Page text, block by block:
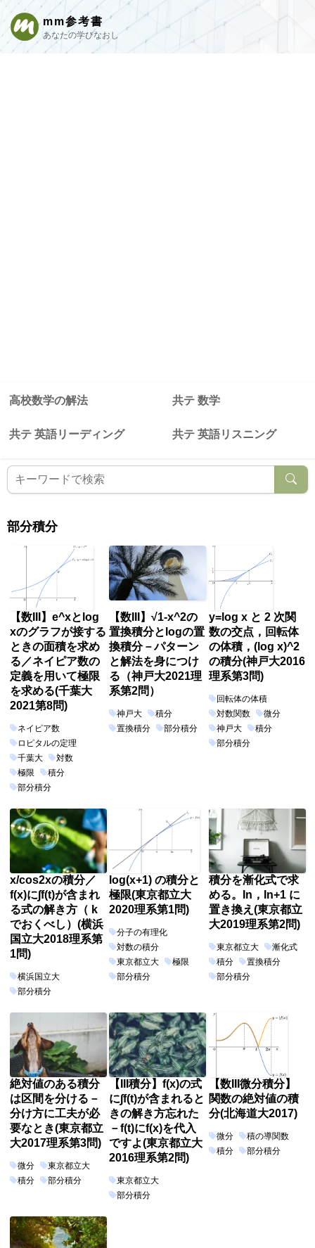
mm参考書
あなたの学びなおし
高校数学の解法 共テ 数学
共テ 英語リーディング 共テ 英語リスニング
部分積分
【数III】e^xとlog
xのグラフが接する
ときの面積を求め
る／ネイピア数の
定義を用いて極限
を求める(千葉大
2021第8問)
ネイピア数
ロピタルの定理
千葉大
対数
極限
積分
部分積分
【数III】√1-x^2の
置換積分とlogの置
換積分－パターン
と解法を身につけ
る（神戸大2021理
系第2問）
神戸大
積分
置換積分
部分積分
y=log x と 2 次関
数の交点，回転体
の体積，(log x)^2
の積分(神戸大2016
理系第3問)
回転体の体積
対数関数
微分
神戸大
積分
部分積分
x/cos2xの積分／
f(x)に∫f(t)が含まれ
る式の解き方（ k
でおくべし）(横浜
国立大2018理系第
1問)
横浜国立大
部分積分
log(x+1) の積分と
極限(東京都立大
2020理系第1問)
分子の有理化
対数の積分
東京都立大
極限
部分積分
積分を漸化式で求
める。In，In+1 に
置き換え(東京都立
大2019理系第2問)
東京都立大
漸化式
積分
置換積分
部分積分
絶対値のある積分
は区間を分ける－
分け方に工夫が必
要なとき(東京都立
大2017理系第3問)
微分
東京都立大
積分
部分積分
【III積分】f(x)の式
に∫f(t)が含まれると
きの解き方忘れた
－f(t)にf(x)を代入
ですよ(東京都立大
2016理系第2問)
東京都立大
部分積分
【数III微分積分】
関数の絶対値の積
分(北海道大2017)
微分
積の導関数
積分
部分積分